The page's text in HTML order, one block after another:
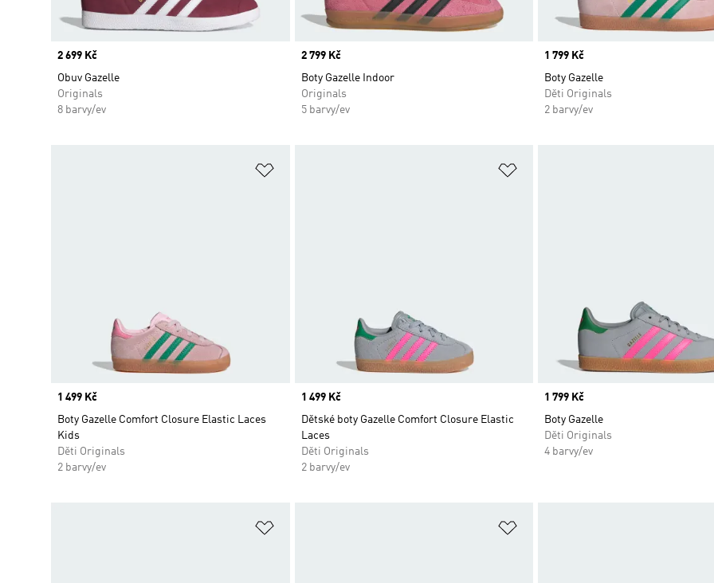
Price
2 699 Kč
Obuv Gazelle
Originals
8 barvy/ev
Price
2 799 Kč
Boty Gazelle Indoor
Originals
5 barvy/ev
Price
1 799 Kč
Boty Gazelle
Děti Originals
2 barvy/ev
Price
1 499 Kč
Boty Gazelle Comfort Closure Elastic Laces
Kids
Děti Originals
2 barvy/ev
Price
1 499 Kč
Dětské boty Gazelle Comfort Closure Elastic
Laces
Děti Originals
2 barvy/ev
Price
1 799 Kč
Boty Gazelle
Děti Originals
4 barvy/ev